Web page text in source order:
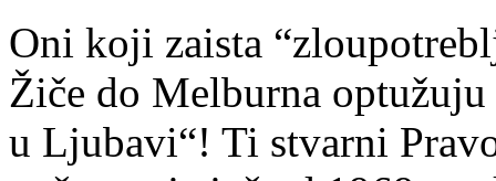
Oni koji zaista
Žiče do Melburna
u Ljubavi“! Ti stvarni